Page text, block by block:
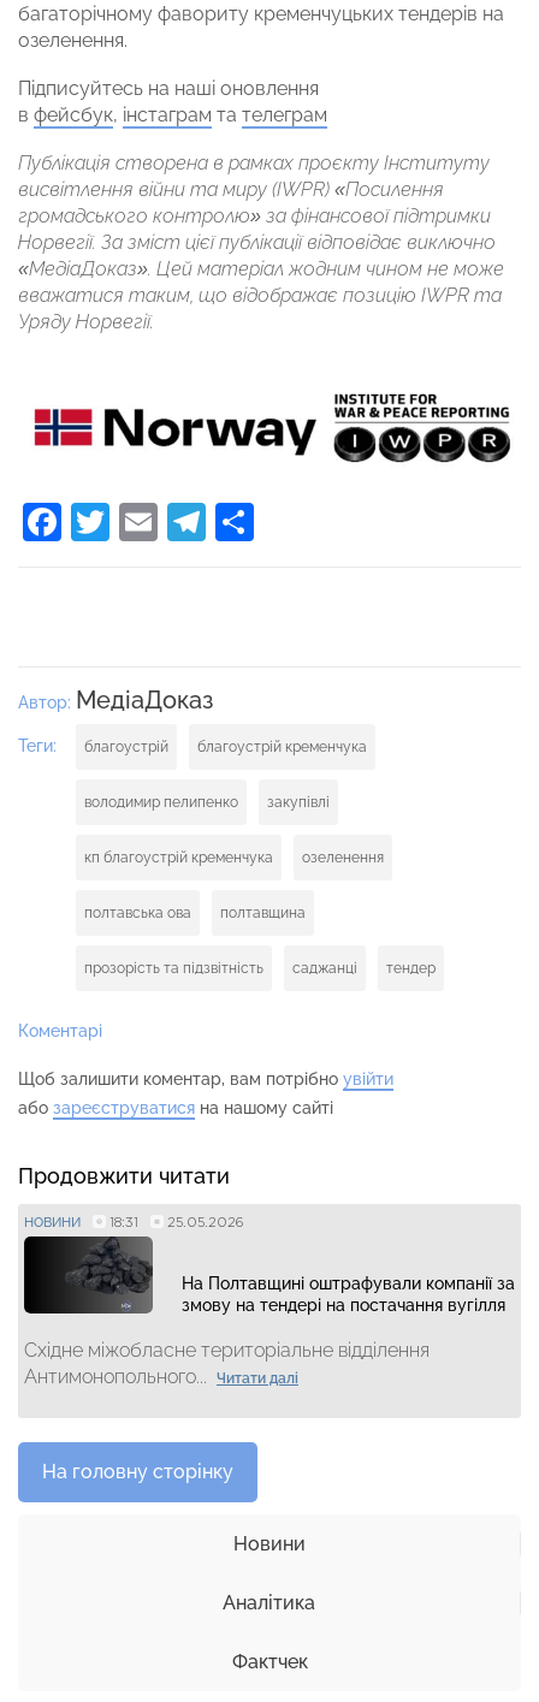
багаторічному фавориту кременчуцьких тендерів на
озеленення.
Підписуйтесь на наші оновлення
в фейсбук, інстаграм та телеграм
Публікація створена в рамках проєкту Інституту
висвітлення війни та миру (IWPR) «Посилення
громадського контролю» за фінансової підтримки
Норвегії. За зміст цієї публікації відповідає виключно
«МедіаДоказ». Цей матеріал жодним чином не може
вважатися таким, що відображає позицію IWPR та
Уряду Норвегії.
Facebook
Twitter
EmailTelegram
Автор: МедіаДоказ
Теги: благоустрій благоустрій кременчука
володимир пелипенко закупівлі
кп благоустрій кременчука озеленення
полтавська ова полтавщина
прозорість та підзвітність саджанці тендер
Коментарі
Щоб залишити коментар, вам потрібно увійти
або зареєструватися на нашому сайті
Продовжити читати
НОВИНИ 18:31 25.05.2026
На Полтавщині оштрафували компанії за
змову на тендері на постачання вугілля
Східне міжобласне територіальне відділення
Антимонопольного...
Читати далі
На головну сторінку
Новини
Аналітика
Фактчек